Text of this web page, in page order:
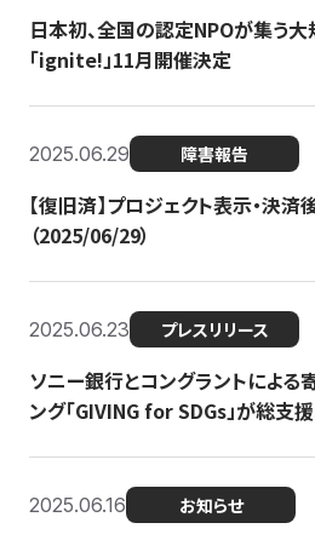
日本初、全国の認定NPOが集う大
「ignite!」11月開催決定
2025.06.29 障害報告
【復旧済】プロジェクト表示・決
（2025/06/29）
2025.06.23 プレスリリース
ソニー銀行とコングラントによる
ング「GIVING for SDGs」が総支
2025.06.16 お知らせ